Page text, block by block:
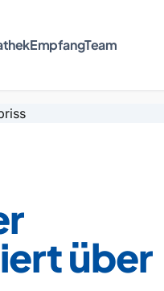
EmpfangTeam
über